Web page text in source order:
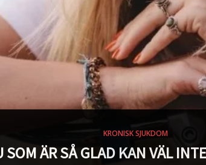
KRONISK SJUKDOM
SOM ÄR SÅ GLAD KAN VÄL